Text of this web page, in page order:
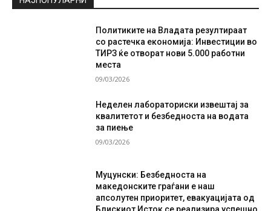
Политиките на Владата резултираат
со растечка економија: Инвестиции во
ТИРЗ ќе отворат нови 5.000 работни
места
09/03/2026
Неделен лабораториски извештај за
квалитетот и безбедноста на водата
за пиење
09/03/2026
Муцунски: Безбедноста на
македонските граѓани е наш
апсолутен приоритет, евакуацијата од